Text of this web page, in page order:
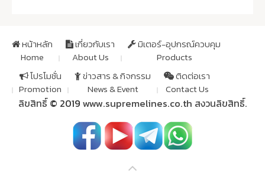
หน้าหลัก
Home
เกี่ยวกับเรา
About Us
มิเตอร์-อุปกรณ์ควบคุม
Products
โปรโมชั่น
Promotion
ข่าวสาร & กิจกรรม
News & Event
ติดต่อเรา
Contact Us
ลิขสิทธิ์© 2019 www.supremelines.co.th สงวนลิขสิทธิ์.